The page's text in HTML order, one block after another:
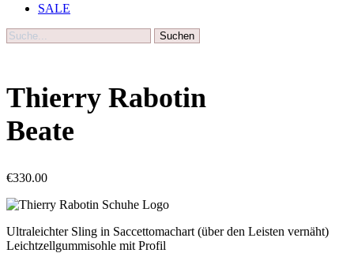
SALE
Suche
Thierry Rabotin
Beate
€330.00
Ultraleichter Sling in Saccettomachart (über den Leisten vernäht)
Leichtzellgummisohle mit Profil